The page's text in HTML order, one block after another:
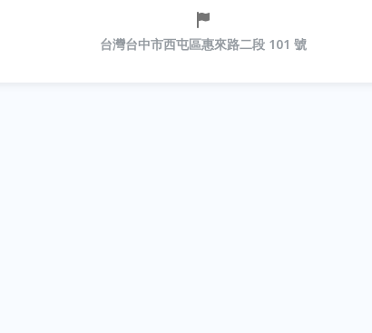
台灣台中市西屯區惠來路二段 101 號